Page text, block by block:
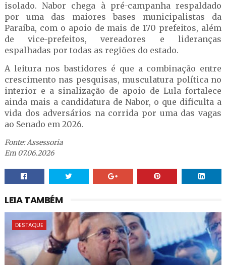
isolado. Nabor chega à pré-campanha respaldado
por uma das maiores bases municipalistas da
Paraíba, com o apoio de mais de 170 prefeitos, além
de vice-prefeitos, vereadores e lideranças
espalhadas por todas as regiões do estado.
A leitura nos bastidores é que a combinação entre
crescimento nas pesquisas, musculatura política no
interior e a sinalização de apoio de Lula fortalece
ainda mais a candidatura de Nabor, o que dificulta a
vida dos adversários na corrida por uma das vagas
ao Senado em 2026.
Fonte: Assessoria
Em 07.06.2026
LEIA TAMBÉM
DESTAQUE